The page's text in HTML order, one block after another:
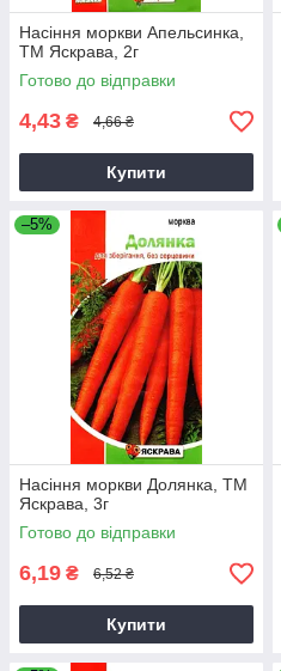
Насіння моркви Апельсинка,
ТМ Яскрава, 2г
Готово до відправки
4,43 ₴ 4,66 ₴
Купити
–5%
Насіння моркви Долянка, ТМ
Яскрава, 3г
Готово до відправки
6,19 ₴ 6,52 ₴
Купити